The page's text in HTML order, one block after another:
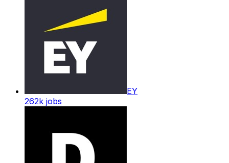
EY
262k jobs